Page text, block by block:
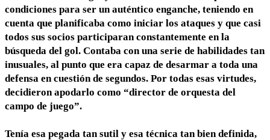
condiciones para ser un auténtico enganche, teniendo en
cuenta que planificaba como iniciar los ataques y que casi
todos sus socios participaran constantemente en la
búsqueda del gol. Contaba con una serie de habilidades tan
inusuales, al punto que era capaz de desarmar a toda una
defensa en cuestión de segundos. Por todas esas virtudes,
decidieron apodarlo como “director de orquesta del
campo de juego”.
Tenía esa pegada tan sutil y esa técnica tan bien definida,